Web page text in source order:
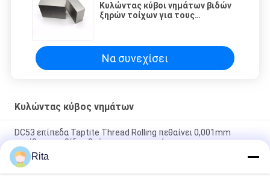
Κυλώντας κύβοι νημάτων βιδών
ξηρών τοίχων για τους
Να συνεχίσει
Κυλώντας κύβος νημάτων
DC53 επίπεδα Taptite Thread Rolling πεθαίνει 0,001mm
ακρίβεια για βίδες βρόγχες κατασκευή
DC53 Flat Roll Thread Dies Ανθεκτική στη διάβρωση Υψηλή
αντοχή Εγκριθείσα ISO 9001
Rita